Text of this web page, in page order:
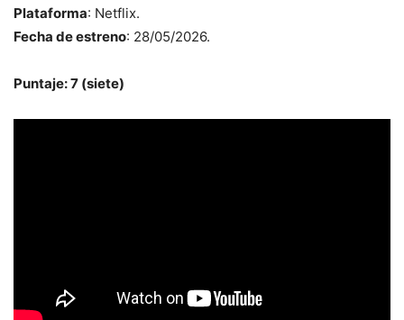
Plataforma: Netflix.
Fecha de estreno: 28/05/2026.
Puntaje: 7 (siete)